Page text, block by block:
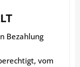
Bezahlung
vom